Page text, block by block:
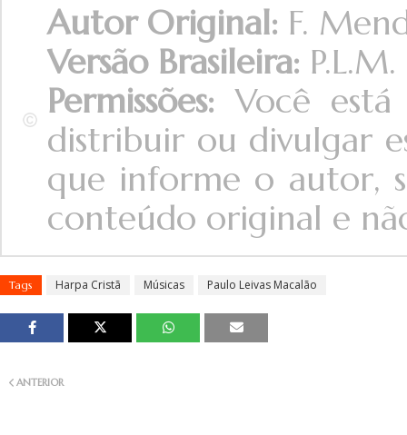
Autor Original: F.
Versão Brasileira: P.L.M.
Permissões:Você
distribuir ou divulgar
que informe o autor,
conteúdo original e
Tags Harpa Cristã Músicas Paulo Leivas Macalão
ANTERIOR